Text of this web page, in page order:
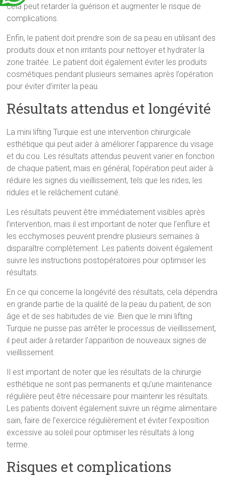
cela peut retarder la guérison et augmenter le risque de
complications.
Enfin, le patient doit prendre soin de sa peau en utilisant des
produits doux et non irritants pour nettoyer et hydrater la
zone traitée. Le patient doit également éviter les produits
cosmétiques pendant plusieurs semaines après l’opération
pour éviter d’irriter la peau.
Résultats attendus et longévité
La mini lifting Turquie est une intervention chirurgicale
esthétique qui peut aider à améliorer l’apparence du visage
et du cou. Les résultats attendus peuvent varier en fonction
de chaque patient, mais en général, l’opération peut aider à
réduire les signes du vieillissement, tels que les rides, les
ridules et le relâchement cutané.
Les résultats peuvent être immédiatement visibles après
l’intervention, mais il est important de noter que l’enflure et
les ecchymoses peuvent prendre plusieurs semaines à
disparaître complètement. Les patients doivent également
suivre les instructions postopératoires pour optimiser les
résultats.
En ce qui concerne la longévité des résultats, cela dépendra
en grande partie de la qualité de la peau du patient, de son
âge et de ses habitudes de vie. Bien que le mini lifting
Turquie ne puisse pas arrêter le processus de vieillissement,
il peut aider à retarder l’apparition de nouveaux signes de
vieillissement.
Il est important de noter que les résultats de la chirurgie
esthétique ne sont pas permanents et qu’une maintenance
régulière peut être nécessaire pour maintenir les résultats.
Les patients doivent également suivre un régime alimentaire
sain, faire de l’exercice régulièrement et éviter l’exposition
excessive au soleil pour optimiser les résultats à long
terme.
Risques et complications